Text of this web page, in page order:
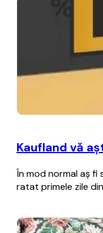
Kaufland vă
În mod normal aş fi
ratat primele zile